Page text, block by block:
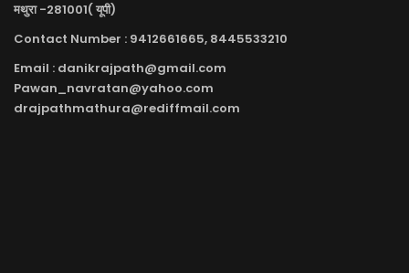
मथुरा -281001( यूपी)
Contact Number : 9412661665, 8445533210
Email : danikrajpath@gmail.com
Pawan_navratan@yahoo.com
drajpathmathura@rediffmail.com